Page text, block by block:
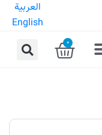
العربية
English
0